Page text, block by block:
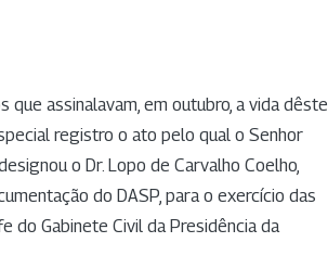
que assinalavam, em outubro, a vida dêste
registro o ato pelo qual o Senhor
o Dr. Lopo de Carvalho Coelho,
do DASP, para o exercício das
do Gabinete Civil da Presidência da